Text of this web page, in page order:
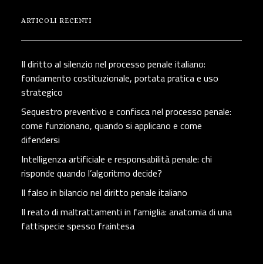
ARTICOLI RECENTI
Il diritto al silenzio nel processo penale italiano:
fondamento costituzionale, portata pratica e uso
strategico
Sequestro preventivo e confisca nel processo penale:
come funzionano, quando si applicano e come
difendersi
Intelligenza artificiale e responsabilità penale: chi
risponde quando l’algoritmo decide?
Il falso in bilancio nel diritto penale italiano
Il reato di maltrattamenti in famiglia: anatomia di una
fattispecie spesso fraintesa